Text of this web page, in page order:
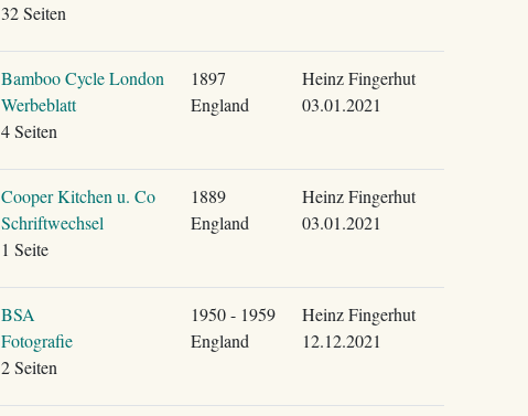
32 Seiten
Bamboo Cycle London
Werbeblatt
4 Seiten
1897
England
Heinz Fingerhut
03.01.2021
Cooper Kitchen u. Co
Schriftwechsel
1 Seite
1889
England
Heinz Fingerhut
03.01.2021
BSA
Fotografie
2 Seiten
1950 - 1959
England
Heinz Fingerhut
12.12.2021